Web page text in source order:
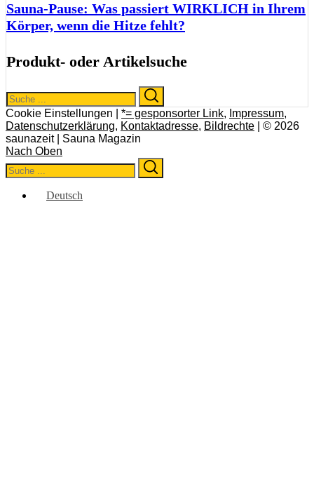
Sauna-Pause: Was passiert WIRKLICH in Ihrem
Körper, wenn die Hitze fehlt?
Produkt- oder Artikelsuche
Search
for:
Cookie Einstellungen | *= gesponsorter Link, Impressum,
Datenschutzerklärung, Kontaktadresse, Bildrechte | © 2026
saunazeit | Sauna Magazin
Nach Oben
Search
for:
Deutsch